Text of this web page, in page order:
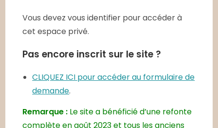
Vous devez vous identifier pour accéder à
cet espace privé.
Pas encore inscrit sur le site ?
CLIQUEZ ICI pour accéder au formulaire de
demande.
Remarque : Le site a bénéficié d’une refonte
complète en août 2023 et tous les anciens